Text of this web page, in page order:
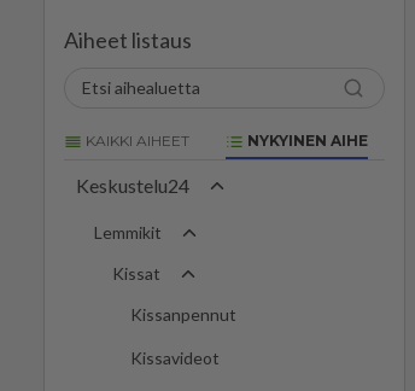
Aiheet listaus
KAIKKI AIHEET NYKYINEN AIHE
Keskustelu24
Lemmikit
Kissat
Kissanpennut
Kissavideot